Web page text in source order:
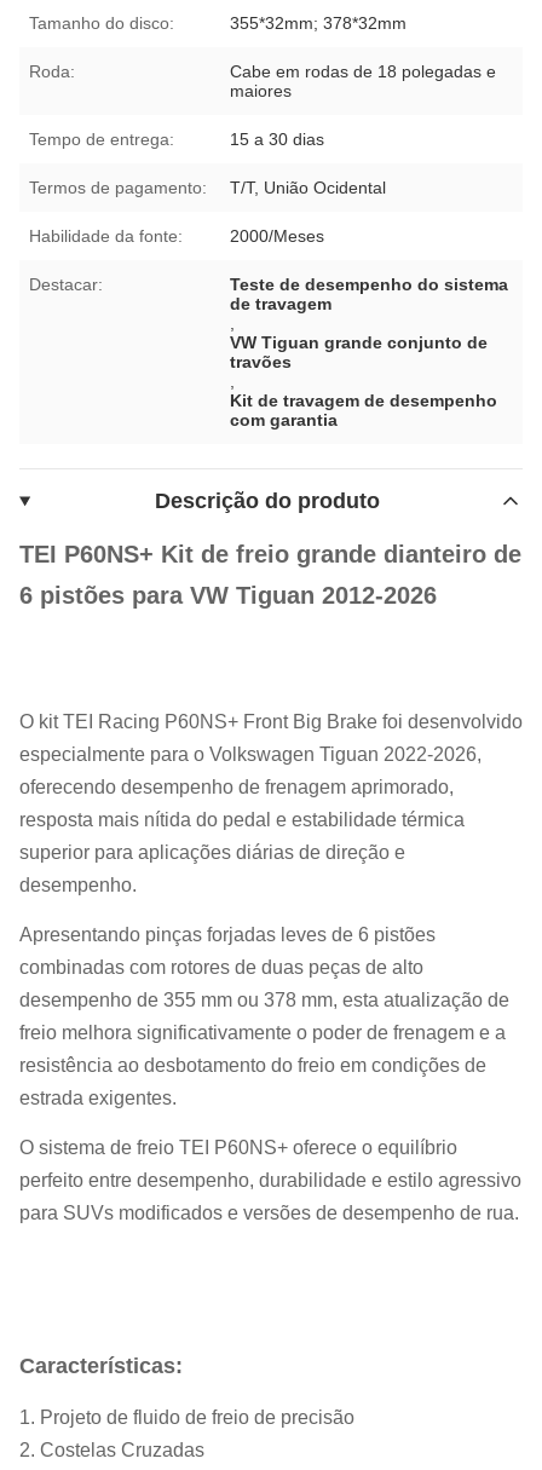
Tamanho do disco: 355*32mm; 378*32mm
Roda:
Cabe em rodas de 18 polegadas e
maiores
Tempo de entrega: 15 a 30 dias
Termos de pagamento: T/T, União Ocidental
Habilidade da fonte: 2000/Meses
Destacar:
Teste de desempenho do sistema
de travagem
VW Tiguan grande conjunto de
travões
Kit de travagem de desempenho
com garantia
Descrição do produto
TEI P60NS+ Kit de freio grande dianteiro de
6 pistões para VW Tiguan 2012-2026
O kit TEI Racing P60NS+ Front Big Brake foi desenvolvido
especialmente para o Volkswagen Tiguan 2022-2026,
oferecendo desempenho de frenagem aprimorado,
resposta mais nítida do pedal e estabilidade térmica
superior para aplicações diárias de direção e
desempenho.
Apresentando pinças forjadas leves de 6 pistões
combinadas com rotores de duas peças de alto
desempenho de 355 mm ou 378 mm, esta atualização de
freio melhora significativamente o poder de frenagem e a
resistência ao desbotamento do freio em condições de
estrada exigentes.
O sistema de freio TEI P60NS+ oferece o equilíbrio
perfeito entre desempenho, durabilidade e estilo agressivo
para SUVs modificados e versões de desempenho de rua.
Características:
1. Projeto de fluido de freio de precisão
2. Costelas Cruzadas